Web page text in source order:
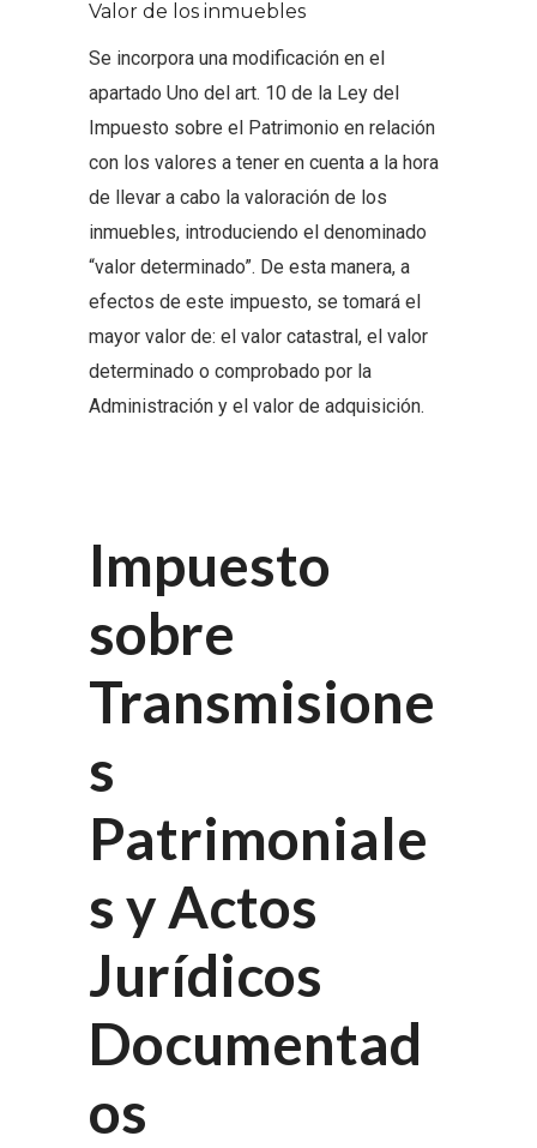
Valor de los inmuebles
Se incorpora una modificación en el
apartado Uno del art. 10 de la Ley del
Impuesto sobre el Patrimonio en relación
con los valores a tener en cuenta a la hora
de llevar a cabo la valoración de los
inmuebles, introduciendo el denominado
“valor determinado”. De esta manera, a
efectos de este impuesto, se tomará el
mayor valor de: el valor catastral, el valor
determinado o comprobado por la
Administración y el valor de adquisición.
Impuesto
sobre
Transmisione
s
Patrimoniale
s y Actos
Jurídicos
Documentad
os